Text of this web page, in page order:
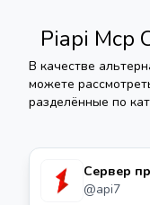
Piapi Mcp
В качестве
можете
разделённые по
Сервер
Apisix (mcp)
@api7